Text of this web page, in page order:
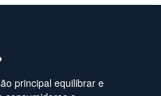
principal equilibrar e